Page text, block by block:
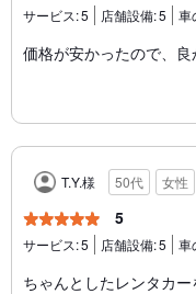
サービス:5 店舗設備:5 車
価格が安かったので、良
T.Y.様 50代 女性
5
サービス:5 店舗設備:5 車
ちゃんとしたレンタカー